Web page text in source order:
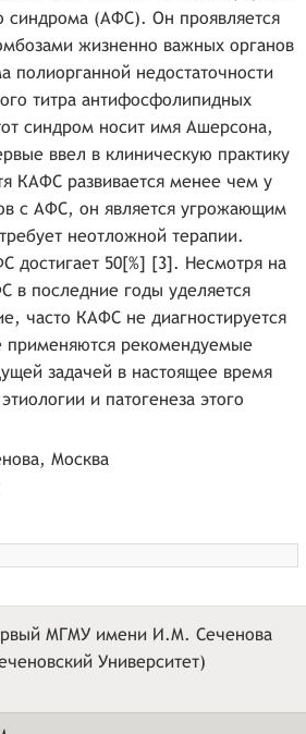
синдрома (АФС). Он проявляется
жизненно важных органов
полиорганной недостаточности
титра антифосфолипидных
синдром носит имя Ашерсона,
ввел в клиническую практику
КАФС развивается менее чем у
с АФС, он является угрожающим
неотложной терапии.
достигает 50[%] [3]. Несмотря на
в последние годы уделяется
часто КАФС не диагностируется
применяются рекомендуемые
задачей в настоящее время
и патогенеза этого
Москва
МГМУ имени И.М. Сеченова
Университет)